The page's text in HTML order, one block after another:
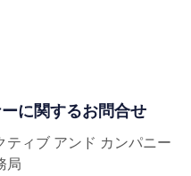
に関するお問合せ
ティブ アンド カンパニー
局